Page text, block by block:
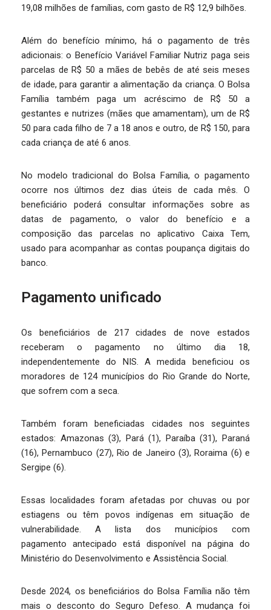
19,08 milhões de famílias, com gasto de R$ 12,9 bilhões.
Além do benefício mínimo, há o pagamento de três
adicionais: o Benefício Variável Familiar Nutriz paga seis
parcelas de R$ 50 a mães de bebês de até seis meses
de idade, para garantir a alimentação da criança. O Bolsa
Família também paga um acréscimo de R$ 50 a
gestantes e nutrizes (mães que amamentam), um de R$
50 para cada filho de 7 a 18 anos e outro, de R$ 150, para
cada criança de até 6 anos.
No modelo tradicional do Bolsa Família, o pagamento
ocorre nos últimos dez dias úteis de cada mês. O
beneficiário poderá consultar informações sobre as
datas de pagamento, o valor do benefício e a
composição das parcelas no aplicativo Caixa Tem,
usado para acompanhar as contas poupança digitais do
banco.
Pagamento unificado
Os beneficiários de 217 cidades de nove estados
receberam o pagamento no último dia 18,
independentemente do NIS. A medida beneficiou os
moradores de 124 municípios do Rio Grande do Norte,
que sofrem com a seca.
Também foram beneficiadas cidades nos seguintes
estados: Amazonas (3), Pará (1), Paraíba (31), Paraná
(16), Pernambuco (27), Rio de Janeiro (3), Roraima (6) e
Sergipe (6).
Essas localidades foram afetadas por chuvas ou por
estiagens ou têm povos indígenas em situação de
vulnerabilidade. A lista dos municípios com
pagamento antecipado está disponível na página do
Ministério do Desenvolvimento e Assistência Social.
Desde 2024, os beneficiários do Bolsa Família não têm
mais o desconto do Seguro Defeso. A mudança foi